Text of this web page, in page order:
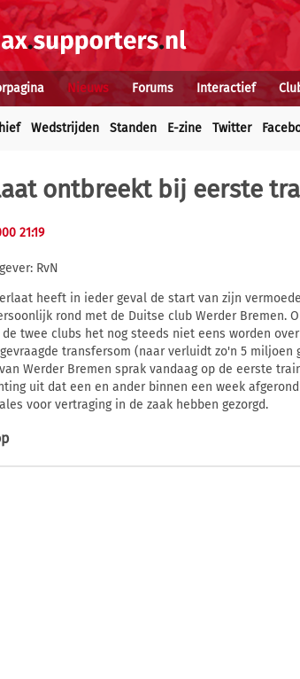
Nieuws Forums Interactief
Wedstrijden Standen E-zine Twitter
ontbreekt bij eerste
21:19
RvN
heeft in ieder geval de start van zijn
rond met de Duitse club Werder Bremen.
de twee clubs het nog steeds niet eens worden
transfersom (naar verluidt zo'n 5 miljoen
Werder Bremen sprak vandaag op de eerste
uit dat een en ander binnen een week
voor vertraging in de zaak hebben gezorgd.